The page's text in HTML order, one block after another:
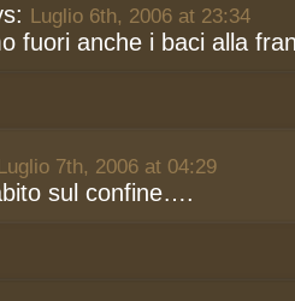
Luglio 6th, 2006 at 23:34
fuori anche i baci alla
7th, 2006 at 04:29
sul confine….